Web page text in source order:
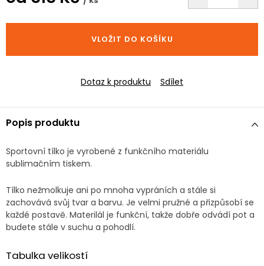
cena:
VLOŽIT DO KOŠÍKU
Dotaz k produktu Sdílet
Popis produktu
Sportovní tílko je vyrobené z funkčního materiálu
sublimačním tiskem.
Tílko nežmolkuje ani po mnoha vypráních a stále si
zachovává svůj tvar a barvu. Je velmi pružné a přizpůsobí se
každé postavě. Materilál je funkční, takže dobře odvádí pot a
budete stále v suchu a pohodlí.
Tabulka velikostí